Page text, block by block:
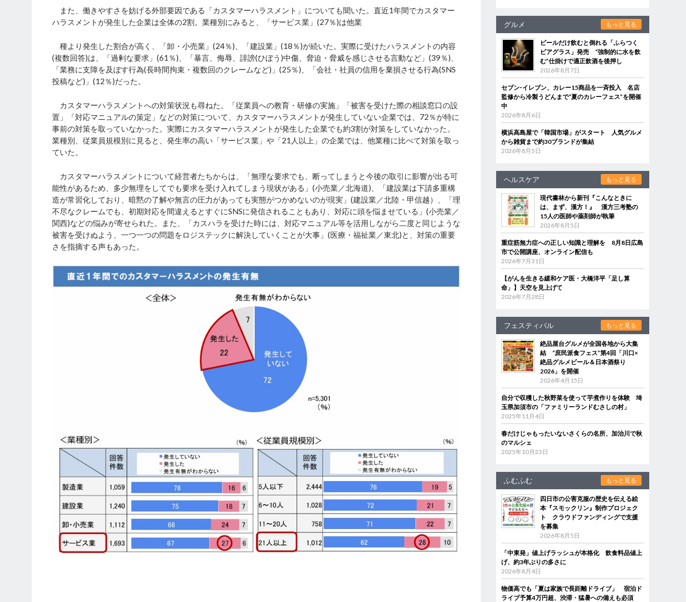
また、働きやすさを妨げる外部要因である「カスタマーハラスメント」についても聞いた。直近1年間でカスタマー
ハラスメントが発生した企業は全体の2割。業種別にみると、「サービス業」(27％)は他業
種より発生した割合が高く、「卸・小売業」(24％)、「建設業」(18％)が続いた。実際に受けたハラスメントの内容
(複数回答)は、「過剰な要求」(61％)、「暴言、侮辱、誹謗(ひぼう)中傷、脅迫・脅威を感じさせる言動など」(39％)、
「業務に支障を及ぼす行為(長時間拘束・複数回のクレームなど)」(25％)、「会社・社員の信用を棄損させる行為(SNS
投稿など)」(12％)だった。
カスタマーハラスメントへの対策状況も尋ねた。「従業員への教育・研修の実施」「被害を受けた際の相談窓口の設
置」「対応マニュアルの策定」などの対策について、カスタマーハラスメントが発生していない企業では、72％が特に
事前の対策を取っていなかった。実際にカスタマーハラスメントが発生した企業でも約3割が対策をしていなかった。
業種別、従業員規模別に見ると、発生率の高い「サービス業」や「21人以上」の企業では、他業種に比べて対策を取っ
ていた。
カスタマーハラスメントについて経営者たちからは、「無理な要求でも、断ってしまうと今後の取引に影響が出る可
能性があるため、多少無理をしてでも要求を受け入れてしまう現状がある」(小売業／北海道)、「建設業は下請多重構
造が常習化しており、暗黙の了解や無言の圧力があっても実態がつかめないのが現実」(建設業／北陸・甲信越）、「理
不尽なクレームでも、初期対応を間違えるとすぐにSNSに発信されることもあり、対応に頭を悩ませている」(小売業／
関西)などの悩みが寄せられた。また、「カスハラを受けた時には、対応マニュアル等を活用しながら二度と同じような
被害を受けぬよう、一つ一つの問題をロジステックに解決していくことが大事」(医療・福祉業／東北)と、対策の重要
さを指摘する声もあった。
グルメ もっと見る
ビールだけ飲むと倒れる「ふらつく
ビアグラス」発売 “強制的に水を飲
む”仕掛けで適正飲酒を後押し
2026年8月7日
セブン‐イレブン、カレー15商品を一斉投入 名店
監修から冷製うどんまで“夏のカレーフェス”を開催
中
2026年8月6日
横浜高島屋で「韓国市場」がスタート 人気グルメ
から雑貨まで約30ブランドが集結
2026年8月5日
ヘルスケア もっと見る
現代書林から新刊『こんなときに
は、まず、漢方！』 漢方三考塾の
15人の医師や薬剤師が執筆
2026年8月5日
重症筋無力症への正しい知識と理解を 8月8日広島
市で公開講座、オンライン配信も
2026年7月31日
【がんを生きる緩和ケア医・大橋洋平「足し算
命」】天空を見上げて
2026年7月28日
フェスティバル もっと見る
絶品屋台グルメが全国各地から大集
結 “庶民派食フェス”第4回「川口×
絶品グルメビール＆日本酒祭り
2026」を開催
2026年4月15日
自分で収穫した秋野菜を使って芋煮作りを体験 埼
玉県加須市の「ファミリーランドむさしの村」
2025年11月4日
春だけじゃもったいないさくらの名所、加治川で秋
のマルシェ
2025年10月23日
ふむふむ もっと見る
四日市の公害克服の歴史を伝える絵
本『スモックリン』制作プロジェク
ト クラウドファンディングで支援
を募集
2026年8月5日
「中東発」値上げラッシュが本格化 飲食料品値上
げ、約3年ぶりの多さに
2026年8月4日
物価高でも「夏は家族で長距離ドライブ」 宿泊ド
ライブ予算4万円超、渋滞・猛暑への備えも必須